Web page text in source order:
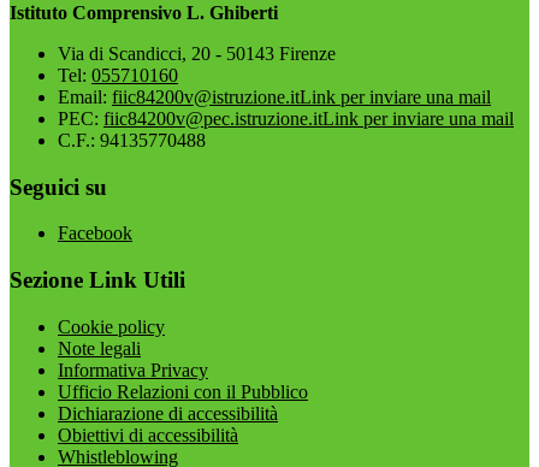
Istituto Comprensivo L. Ghiberti
Via di Scandicci, 20 - 50143 Firenze
Tel: 055710160
Email: fiic84200v@istruzione.itLink per inviare una mail
PEC: fiic84200v@pec.istruzione.itLink per inviare una mail
C.F.: 94135770488
Seguici su
Facebook
Sezione Link Utili
Cookie policy
Note legali
Informativa Privacy
Ufficio Relazioni con il Pubblico
Dichiarazione di accessibilità
Obiettivi di accessibilità
Whistleblowing